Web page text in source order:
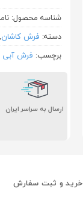
شناسه محصول:
دسته: فرش کاشان,
برچسب: فرش آبی
ارسال به سراسر ایران
و ثبت سفارش